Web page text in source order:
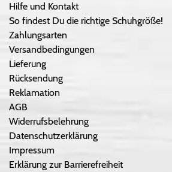
Hilfe und Kontakt
So findest Du die richtige Schuhgröße!
Zahlungsarten
Versandbedingungen
Lieferung
Rücksendung
Reklamation
AGB
Widerrufsbelehrung
Datenschutzerklärung
Impressum
Erklärung zur Barrierefreiheit